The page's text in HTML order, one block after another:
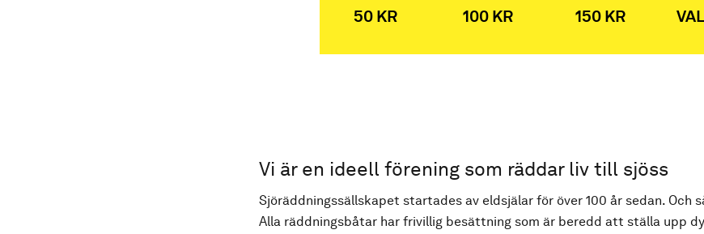
50 KR 100 KR 150 KR
Vi är en ideell förening som räddar liv till sjöss
Sjöräddningssällskapet startades av eldsjälar för över 100 år sedan. Och
Alla räddningsbåtar har frivillig besättning som är beredd att ställa upp